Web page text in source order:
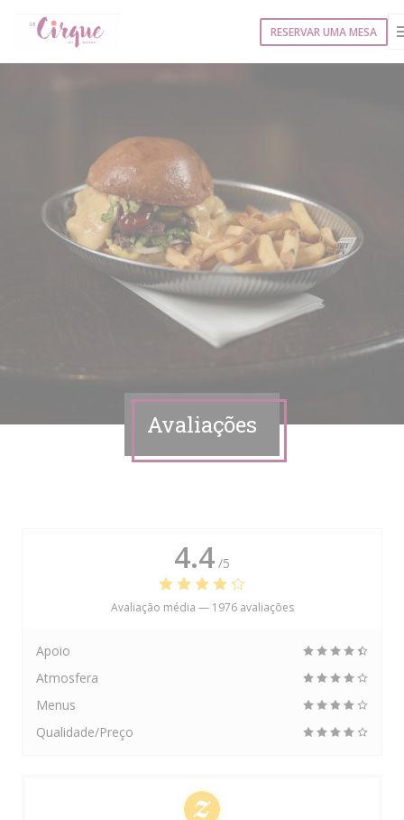
RESERVAR UMA MESA
Avaliações
4.4 /5
Avaliação média — 1976 avaliações
Apoio
Atmosfera
Menus
Qualidade/Preço